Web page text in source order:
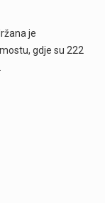
je
gdje su 222